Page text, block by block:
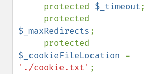
     protected
$_timeout;
$_maxRedirects;
$_cookieFileLocation
'./cookie.txt' ;